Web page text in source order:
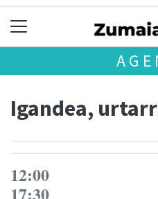
Igandea,
12:00
17:30